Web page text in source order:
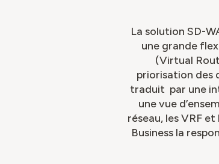
La solution SD-
une grande
(Virtual
priorisation des
traduit par une
une vue
réseau, les VRF
Business la